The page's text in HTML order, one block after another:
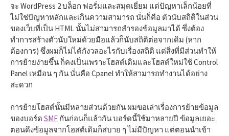
r
:
จะ WordPress 2 บล็อก ฟอรั่มและสมุดเยี่ยม แต่ปัญหาเล็กน้อยที่
ไม่ใช่ปัญหาหลักและเกินความสามารถ นั่นก็คือ ตัวนับสถิติในส่วน
ของเว็บที่เป็น HTML นั้นไม่สามารถสำรองข้อมูลมาได้ ซึ่งต้อง
ทำการสร้างตัวนับใหม่ด้วยมือแล้วก็นับสถิติต่อจากเดิม (หาก
ต้องการ) ซึ่งผมก็ไม่ได้กังวลอะไรกับเรื่องสถิติ แต่สิ่งที่มีส่วนทำให้
การย้ายง่ายขึ้น ก็คงเป็นเพราะโฮสต์เดิมและโฮสต์ใหม่ใช้ Control
Panel เหมือน ๆ กัน นั่นคือ Cpanel ทำให้สามารถทำงานได้อย่าง
สะดวก
การย้ายโฮสต์นั้นมีหลายส่วนด้วยกัน ผมขอเล่าเรื่องการย้ายข้อมูล
ของบอร์ด SMF กันก่อนก็แล้วกัน บอร์ดนี้ใช้มาหลายปี ข้อมูลเยอะ
ตอนดึงข้อมูลจากโฮสต์เดิมก็สบาย ๆ ไม่มีปัญหา แต่ตอนนำเข้า